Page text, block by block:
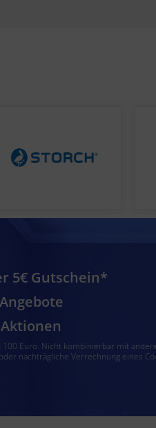
5€ Gutschein*
Euro. Nicht kombinierbar mit
nachträgliche Verrechnung eines